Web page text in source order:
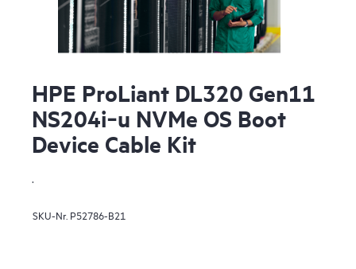
HPE ProLiant DL320 Gen11
NS204i‑u NVMe OS Boot
Device Cable Kit
SKU-Nr. P52786-B21